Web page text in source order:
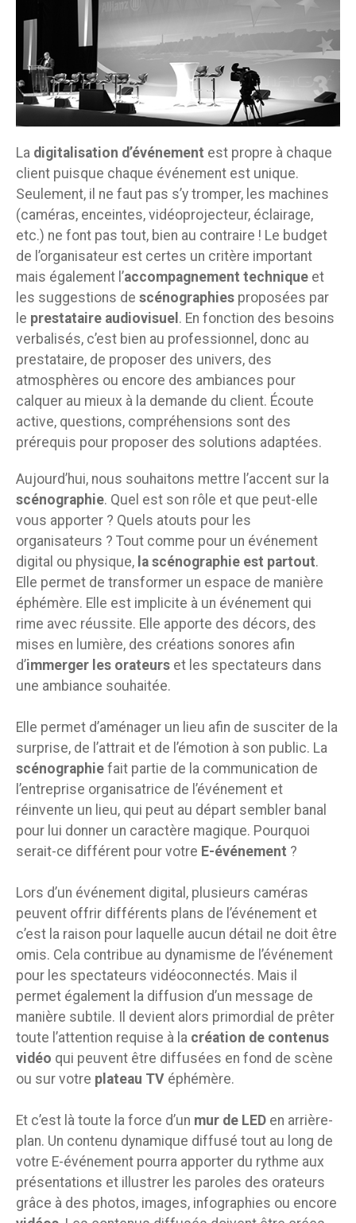
La digitalisation d’événement est propre à chaque
client puisque chaque événement est unique.
Seulement, il ne faut pas s’y tromper, les machines
(caméras, enceintes, vidéoprojecteur, éclairage,
etc.) ne font pas tout, bien au contraire ! Le budget
de l’organisateur est certes un critère important
mais également l’accompagnement technique et
les suggestions de scénographies proposées par
le prestataire audiovisuel . En fonction des besoins
verbalisés, c’est bien au professionnel, donc au
prestataire, de proposer des univers, des
atmosphères ou encore des ambiances pour
calquer au mieux à la demande du client. Écoute
active, questions, compréhensions sont des
prérequis pour proposer des solutions adaptées.
Aujourd’hui, nous souhaitons mettre l’accent sur la
scénographie. Quel est son rôle et que peut-elle
vous apporter ? Quels atouts pour les
organisateurs ? Tout comme pour un événement
digital ou physique, la scénographie est partout.
Elle permet de transformer un espace de manière
éphémère. Elle est implicite à un événement qui
rime avec réussite. Elle apporte des décors, des
mises en lumière, des créations sonores afin
d’immerger les orateurs et les spectateurs dans
une ambiance souhaitée.
Elle permet d’aménager un lieu afin de susciter de la
surprise, de l’attrait et de l’émotion à son public. La
scénographie fait partie de la communication de
l’entreprise organisatrice de l’événement et
réinvente un lieu, qui peut au départ sembler banal
pour lui donner un caractère magique. Pourquoi
serait-ce différent pour votre E-événement ?
Lors d’un événement digital, plusieurs caméras
peuvent offrir différents plans de l’événement et
c’est la raison pour laquelle aucun détail ne doit être
omis. Cela contribue au dynamisme de l’événement
pour les spectateurs vidéoconnectés. Mais il
permet également la diffusion d’un message de
manière subtile. Il devient alors primordial de prêter
toute l’attention requise à la création de contenus
vidéo qui peuvent être diffusées en fond de scène
ou sur votre plateau TV éphémère.
Et c’est là toute la force d’un mur de LED en arrière-
plan. Un contenu dynamique diffusé tout au long de
votre E-événement pourra apporter du rythme aux
présentations et illustrer les paroles des orateurs
grâce à des photos, images, infographies ou encore